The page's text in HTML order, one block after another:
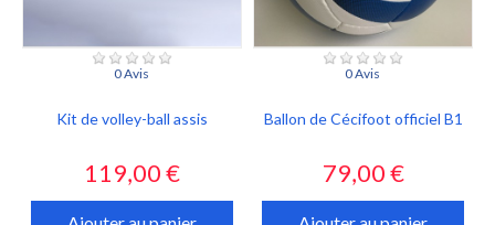
0 Avis
Kit de volley-ball assis
Prix
119,00 €
0 Avis
Ballon de Cécifoot officiel B1
Prix
79,00 €